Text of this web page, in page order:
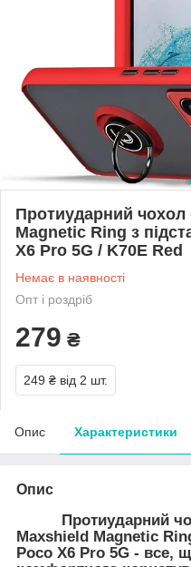
Протиударний
Magnetic Ring з
X6 Pro 5G / K70E Red
Немає в наявності
Опт і роздріб
279 ₴
249 ₴ від 2 шт.
Опис Характеристики
Опис
Протиударний
Maxshield Magnetic
Poco X6 Pro 5G - все,